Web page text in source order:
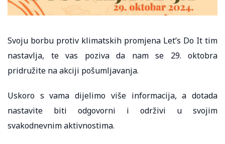
Svoju borbu protiv klimatskih promjena Let’s Do It tim
nastavlja, te vas poziva da nam se 29. oktobra
pridružite na akciji pošumljavanja.
Uskoro s vama dijelimo više informacija, a dotada
nastavite biti odgovorni i održivi u svojim
svakodnevnim aktivnostima.